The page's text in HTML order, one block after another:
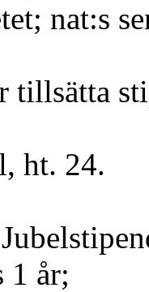
nat:s
tillsätta
ht. 24.
1 år;